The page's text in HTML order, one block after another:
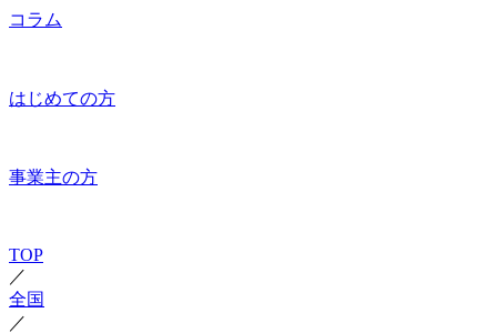
コラム
はじめての方
事業主の方
TOP
／
全国
／